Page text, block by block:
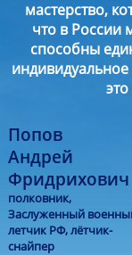
мастерство,
что в России
способны
индивидуальное
Попов
Андрей
Фридрихович
полковник,
Заслуженный
летчик РФ, лётчик-
снайпер